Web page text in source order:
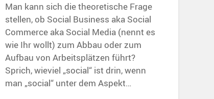
Man kann sich die theoretische Frage
stellen, ob Social Business aka Social
Commerce aka Social Media (nennt es
wie Ihr wollt) zum Abbau oder zum
Aufbau von Arbeitsplätzen führt?
Sprich, wieviel „social“ ist drin, wenn
man „social“ unter dem Aspekt…